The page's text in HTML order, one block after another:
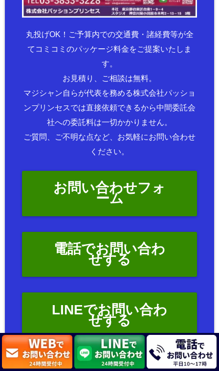
丸投げOK！ご予算内での交通費・諸経費等が全
てコミコミのパッケージ料金をご提案いたしま
す。
お見積り、ご相談は無料。
マジシャン自らが代表を務める株式会社パッショ
ンプリンセスでは直接依頼できるから中間委託会
社への委託料は一切かかりません。
ご質問、ご不明な点など、お気軽にお問い合わせ
ください。
お問い合わせフォ
ーム
電話でお問い合わ
せする
LINEでお問い合わ
せする